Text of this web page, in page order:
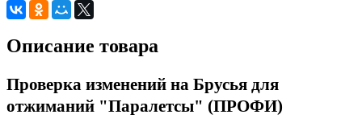
Описание товара
Проверка изменений на Брусья для
отжиманий "Паралетсы" (ПРОФИ)